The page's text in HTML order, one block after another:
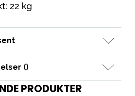
22 kg
()
PRODUKTER